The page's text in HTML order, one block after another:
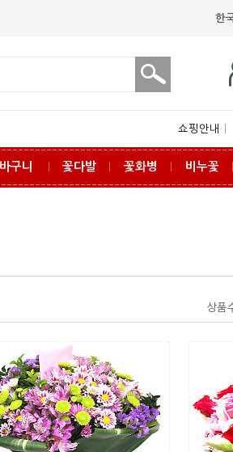
한
쇼핑안내
구니 꽃다발 꽃화병 비누꽃
상품